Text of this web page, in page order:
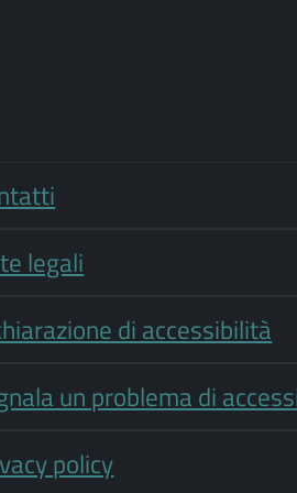
legali
di accessibilità
un problema di
policy